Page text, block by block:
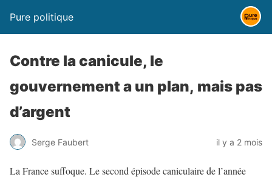
Pure politique
Contre la canicule, le
gouvernement a un plan, mais pas
d’argent
Serge Faubert il y a 2 mois
La France suffoque. Le second épisode caniculaire de l’année